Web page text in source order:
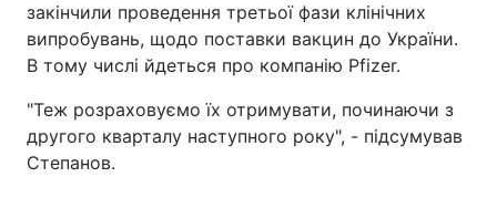
закінчили проведення третьої фази клінічних
випробувань, щодо поставки вакцин до України.
В тому числі йдеться про компанію Pfizer.
"Теж розраховуємо їх отримувати, починаючи з
другого кварталу наступного року", - підсумував
Степанов.